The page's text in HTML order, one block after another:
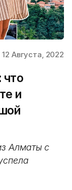
12 Августа, 2022
что
и
Алматы с